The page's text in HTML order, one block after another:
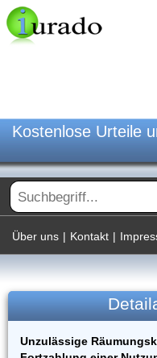
Kostenlose Urteile
Über uns | Kontakt |
Unzulässige